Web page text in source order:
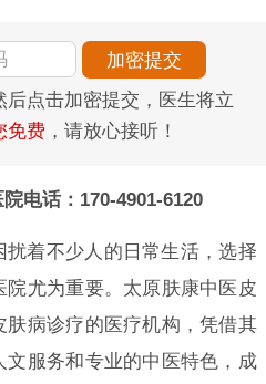
点击加密提交，医生将立
免费 ，请放心接听！
电话：170-4901-6120
着不少人的日常生活，选择
尤为重要。太原肤康中医皮
病诊疗的医疗机构，凭借其
服务和专业的中医特色，成